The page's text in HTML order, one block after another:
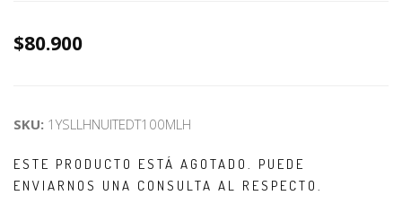
$80.900
SKU: 1YSLLHNUITEDT100MLH
ESTE PRODUCTO ESTÁ AGOTADO. PUEDE
ENVIARNOS UNA CONSULTA AL RESPECTO.